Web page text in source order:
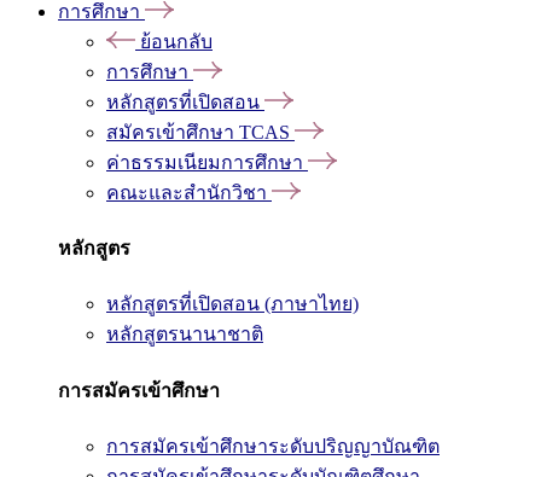
การศึกษา
ย้อนกลับ
การศึกษา
หลักสูตรที่เปิดสอน
สมัครเข้าศึกษา TCAS
ค่าธรรมเนียมการศึกษา
คณะและสำนักวิชา
หลักสูตร
หลักสูตรที่เปิดสอน (ภาษาไทย)
หลักสูตรนานาชาติ
การสมัครเข้าศึกษา
การสมัครเข้าศึกษาระดับปริญญาบัณฑิต